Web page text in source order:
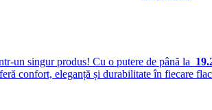
un singur produs! Cu o putere de până la
confort, eleganță și durabilitate în fiecare